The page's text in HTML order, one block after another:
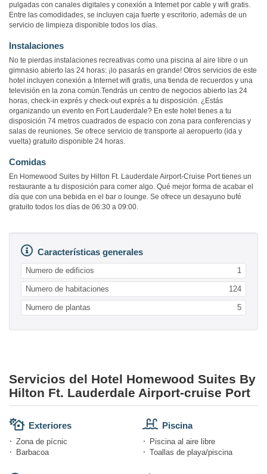
pulgadas con canales digitales y conexión a Internet por cable y wifi gratis.
Entre las comodidades, se incluyen caja fuerte y escritorio, además de un
servicio de limpieza disponible todos los días.
Instalaciones
No te pierdas instalaciones recreativas como una piscina al aire libre o un
gimnasio abierto las 24 horas: ¡lo pasarás en grande! Otros servicios de este
hotel incluyen conexión a Internet wifi gratis, una tienda de recuerdos y una
televisión en la zona común.Tendrás un centro de negocios abierto las 24
horas, check-in exprés y check-out exprés a tu disposición. ¿Estás
organizando un evento en Fort Lauderdale? En este hotel tienes a tu
disposición 74 metros cuadrados de espacio con zona para conferencias y
salas de reuniones. Se ofrece servicio de transporte al aeropuerto (ida y
vuelta) gratuito disponible 24 horas.
Comidas
En Homewood Suites by Hilton Ft. Lauderdale Airport-Cruise Port tienes un
restaurante a tu disposición para comer algo. Qué mejor forma de acabar el
día que con una bebida en el bar o lounge. Se ofrece un desayuno bufé
gratuito todos los días de 06:30 a 09:00.
Características generales
Numero de edificios 1
Numero de habitaciones 124
Numero de plantas 5
Servicios del Hotel Homewood Suites By
Hilton Ft. Lauderdale Airport-cruise Port
Exteriores
Zona de pícnic
Barbacoa
Piscina
Piscina al aire libre
Toallas de playa/piscina